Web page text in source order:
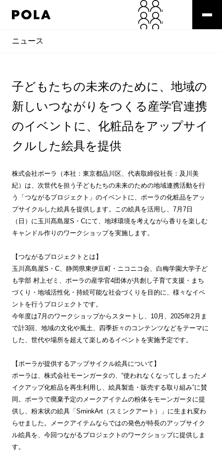
ニュース
子どもたちの未来のために、地域の
新しいつながりをつくる産学官連携
のイベントに、化粧品をアップサイ
クルした絵具を提供
株式会社ポーラ（本社：東京都品川区、代表取締役社長：及川美
紀）は、次世代を担う子どもたちの未来のための地域連携活動を行
う「つながるプロジェクト」のイベントに、ポーラの化粧品をアッ
プサイクルした絵具を提供します。この絵具を活用し、7月7日
（日）に玉川髙島屋S・Cにて、地球環境を考えながら香りを楽しむ
キャンドル作りのワークショップを実施します。
【つながるプロジェクトとは】
玉川髙島屋S・C、静岡県東伊豆町・ニコニコ会、白梅学園大学子ど
も学部 村上ゼミ、ポーラの産学官4団体が共創し子育て支援・まち
づくり・地域活性化・持続可能な社会づくりを目的に、様々なイベ
ントを行うプロジェクトです。
今年度は7月のワークショップからスタートし、10月、2025年2月ま
で計3回、地域の文化や風土、四季折々のコンテンツなどをテーマに
した、世代や場所を超えて楽しめるイベントを実施予定です。
【ポーラが提供するアップサイクル絵具について】
ポーラは、株式会社モーンガータの、“使われなくなってしまったメ
イクアップ化粧品を再生利用し、絵具製造・販売する取り組み”に賛
同。ポーラで廃棄予定のメークアイテムの粉体をモーンガータに提
供し、粉末状の絵具「SminkArt（スミンクアート）」に生まれ変わ
らせました。メークアイテムならではの発色が特長のアップサイク
ル絵具を、今回つながるプロジェクトのワークショップに提供しま
す。